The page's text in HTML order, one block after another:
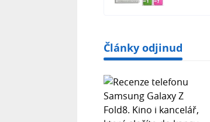
Články odjinud